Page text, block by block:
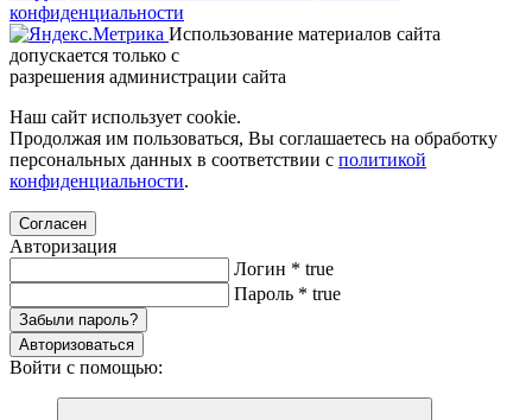
конфиденциальности
Использование материалов сайта
допускается только с
разрешения администрации сайта
Наш сайт использует cookie.
Продолжая им пользоваться, Вы соглашаетесь на обработку
персональных данных в соответствии с политикой
конфиденциальности.
Согласен
Авторизация
Логин * true
Пароль * true
Забыли пароль?
Авторизоваться
Войти с помощью: